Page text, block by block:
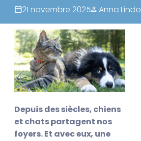
21 novembre 2025 Anna Lindo
Depuis des siècles, chiens
et chats partagent nos
foyers. Et avec eux, une